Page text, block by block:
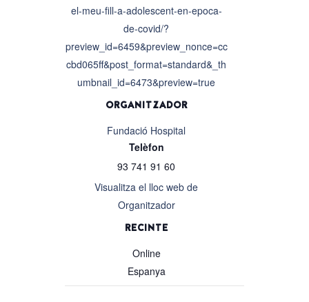
el-meu-fill-a-adolescent-en-epoca-
de-covid/?
preview_id=6459&preview_nonce=cc
cbd065ff&post_format=standard&_th
umbnail_id=6473&preview=true
RECINTE
Online
Espanya
ORGANITZADOR
Fundació Hospital
Telèfon
93 741 91 60
Visualitza el lloc web de
Organitzador